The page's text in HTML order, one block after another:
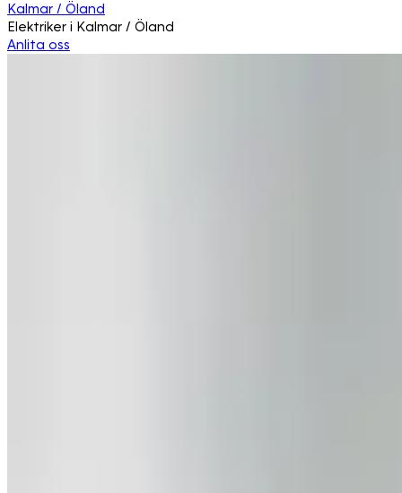
Kalmar / Öland
Elektriker i Kalmar / Öland
Anlita oss